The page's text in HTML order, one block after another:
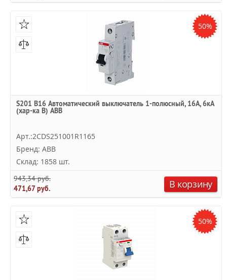
50%
S201 B16 Автоматический выключатель 1-полюсный, 16А, 6кА
(хар-ка B) ABB
Арт.:2CDS251001R1165
Бренд: ABB
Склад: 1858 шт.
943,34 руб.
471,67 руб.
В корзину
50%